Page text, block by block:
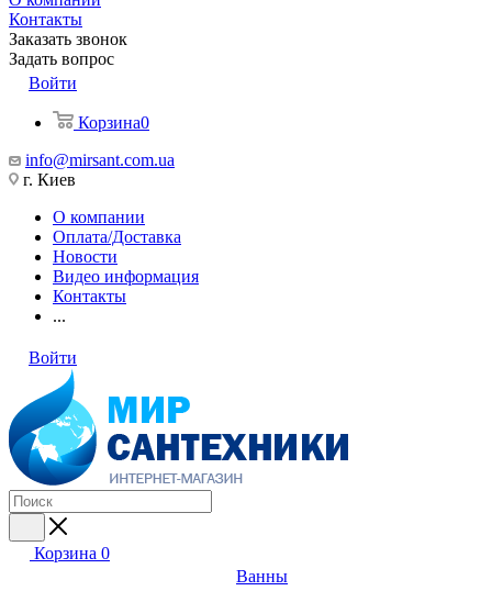
Контакты
Заказать звонок
Задать вопрос
Войти
Корзина0
info@mirsant.com.ua
г. Киев
О компании
Оплата/Доставка
Новости
Видео информация
Контакты
...
Войти
Корзина 0
Ванны